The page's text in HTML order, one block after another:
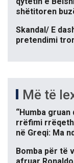
shëtitoren
Skandal/ E
pretendimi
Më të
“Humba
rrëfimi
në Greqi: Ma
Bomba për të